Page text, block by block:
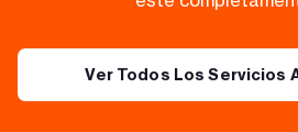
Ver Todos Los Servicios